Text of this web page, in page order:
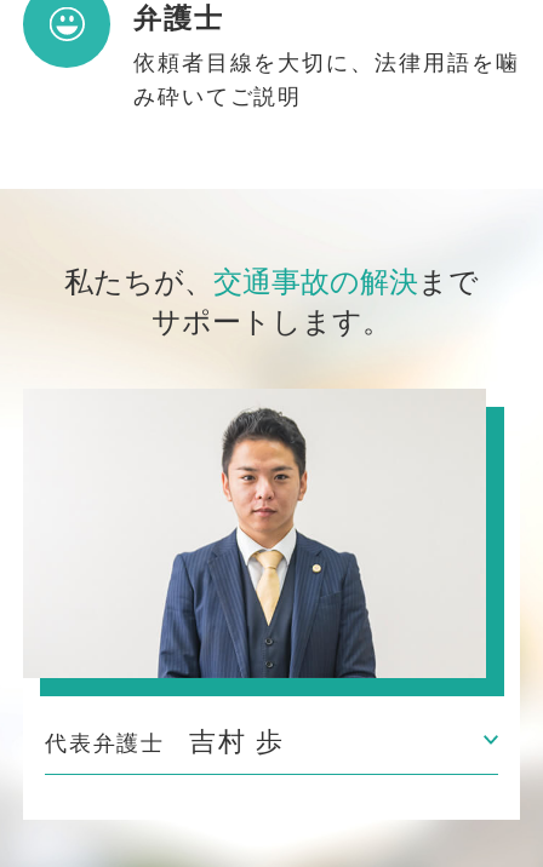
弁護士
依頼者目線を大切に、法律用語を噛
み砕いてご説明
私たちが、 交通事故の解決 まで
サポートします。
代表弁護士 吉村 歩